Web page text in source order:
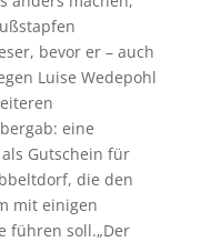
bevor er – auch
Luise Wedepohl
eine
Gutschein für
die den
mit einigen
führen soll.„Der